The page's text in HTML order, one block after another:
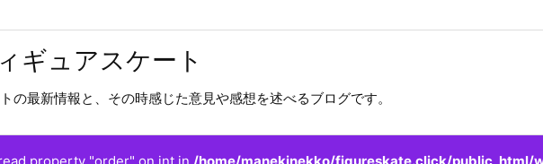
ギュアスケート
の最新情報と、その時感じた意見や感想を述べるブログです。